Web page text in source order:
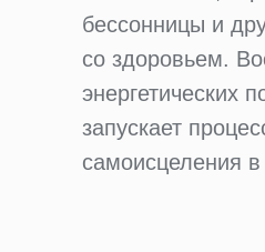
бессонницы и
со здоровьем.
энергетических
запускает
самоисцеления в